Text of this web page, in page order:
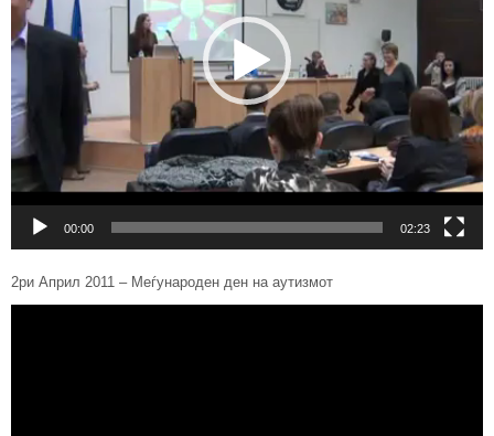
00:00 02:23
2ри Април 2011 – Meѓународен ден на аутизмот